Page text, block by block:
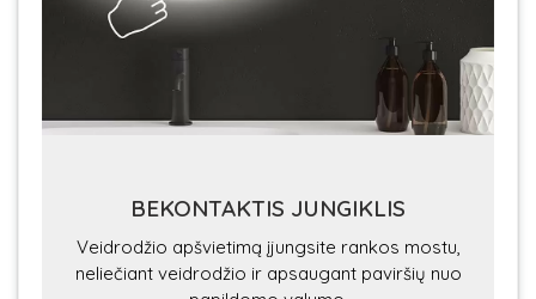
BEKONTAKTIS JUNGIKLIS
Veidrodžio apšvietimą įjungsite rankos mostu,
neliečiant veidrodžio ir apsaugant paviršių nuo